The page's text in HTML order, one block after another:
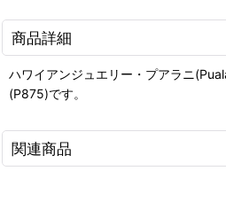
商品詳細
ハワイアンジュエリー・プアラニ
(P875)です。
関連商品